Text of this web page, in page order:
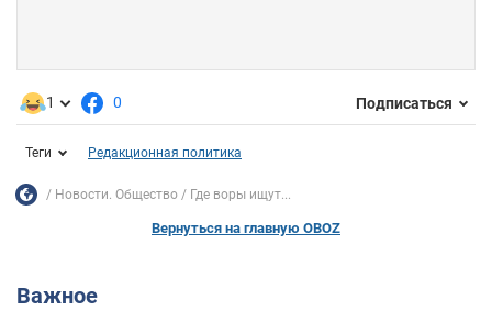
1 0 Подписаться
Теги Редакционная политика
Новости. Общество Где воры ищут...
Вернуться на главную OBOZ
Важное